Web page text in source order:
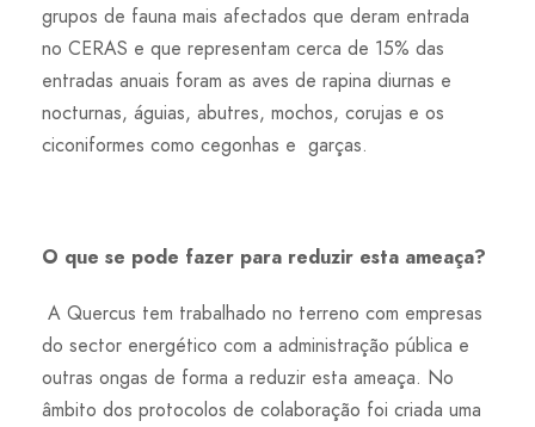
grupos de fauna mais afectados que deram entrada
no CERAS e que representam cerca de 15% das
entradas anuais foram as aves de rapina diurnas e
nocturnas, águias, abutres, mochos, corujas e os
ciconiformes como cegonhas e garças.
O que se pode fazer para reduzir esta ameaça?
A Quercus tem trabalhado no terreno com empresas
do sector energético com a administração pública e
outras ongas de forma a reduzir esta ameaça. No
âmbito dos protocolos de colaboração foi criada uma